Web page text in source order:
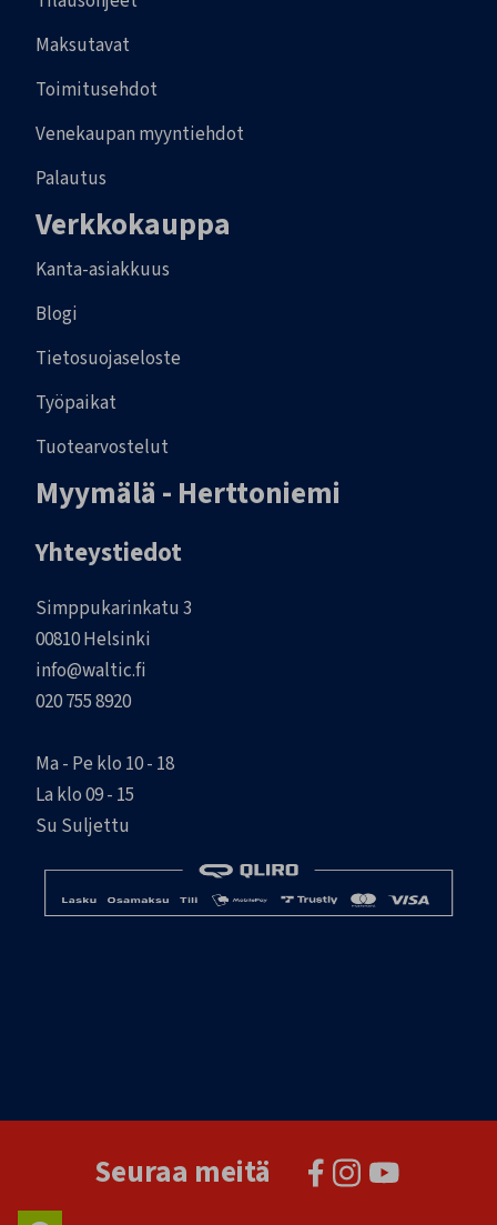
Maksutavat
Toimitusehdot
Venekaupan myyntiehdot
Palautus
Verkkokauppa
Kanta-asiakkuus
Blogi
Tietosuojaseloste
Työpaikat
Tuotearvostelut
Myymälä - Herttoniemi
Yhteystiedot
Simppukarinkatu 3
00810 Helsinki
info@waltic.fi
020 755 8920
Ma - Pe klo 10 - 18
La klo 09 - 15
Su Suljettu
Seuraa meitä